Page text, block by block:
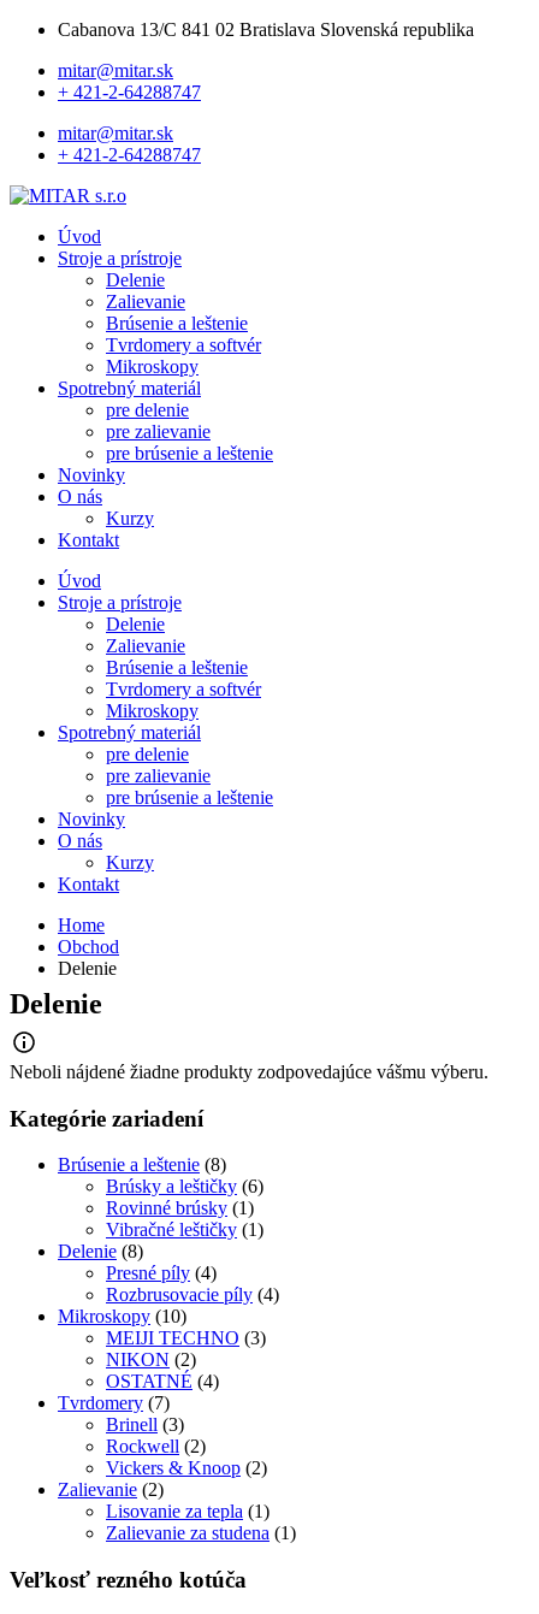
Cabanova 13/C 841 02 Bratislava Slovenská republika
mitar@mitar.sk
+ 421-2-64288747
mitar@mitar.sk
+ 421-2-64288747
Úvod
Stroje a prístroje
Delenie
Zalievanie
Brúsenie a leštenie
Tvrdomery a softvér
Mikroskopy
Spotrebný materiál
pre delenie
pre zalievanie
pre brúsenie a leštenie
Novinky
O nás
Kurzy
Kontakt
Úvod
Stroje a prístroje
Delenie
Zalievanie
Brúsenie a leštenie
Tvrdomery a softvér
Mikroskopy
Spotrebný materiál
pre delenie
pre zalievanie
pre brúsenie a leštenie
Novinky
O nás
Kurzy
Kontakt
Home
Obchod
Delenie
Delenie
Neboli nájdené žiadne produkty zodpovedajúce vášmu výberu.
Kategórie zariadení
Brúsenie a leštenie (8)
Brúsky a leštičky (6)
Rovinné brúsky (1)
Vibračné leštičky (1)
Delenie (8)
Presné píly (4)
Rozbrusovacie píly (4)
Mikroskopy (10)
MEIJI TECHNO (3)
NIKON (2)
OSTATNÉ (4)
Tvrdomery (7)
Brinell (3)
Rockwell (2)
Vickers & Knoop (2)
Zalievanie (2)
Lisovanie za tepla (1)
Zalievanie za studena (1)
Veľkosť rezného kotúča